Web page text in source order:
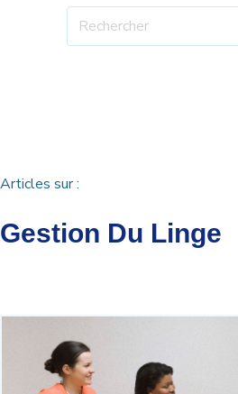
Articles sur :
Gestion Du Linge